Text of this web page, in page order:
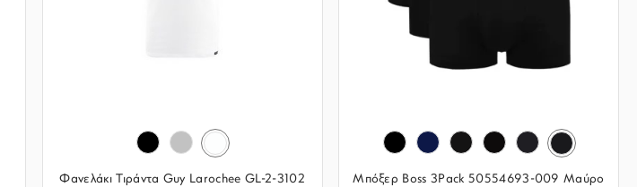
Φανελάκι Τιράντα Guy Larochee GL-2-3102
Μπόξερ Boss 3Pack 50554693-009 Μαύρο